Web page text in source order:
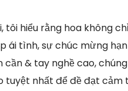
tôi hiểu rằng hoa không
ái tình, sự chúc mừng
cần & tay nghề cao,
tuyệt nhất để đề đạt cảm